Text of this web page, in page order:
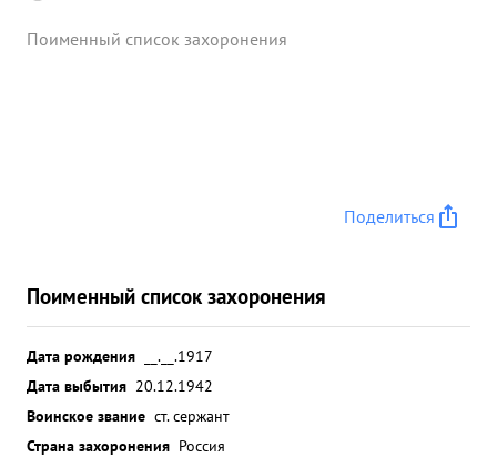
Поименный список захоронения
Поделиться
Поименный список захоронения
Дата рождения
__.__.1917
Дата выбытия 20.12.1942
Воинское звание ст. сержант
Страна захоронения Россия